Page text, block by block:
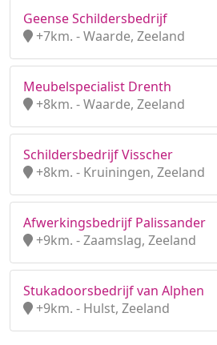
Geense Schildersbedrijf
+7km. - Waarde, Zeeland
Meubelspecialist Drenth
+8km. - Waarde, Zeeland
Schildersbedrijf Visscher
+8km. - Kruiningen, Zeeland
Afwerkingsbedrijf Palissander
+9km. - Zaamslag, Zeeland
Stukadoorsbedrijf van Alphen
+9km. - Hulst, Zeeland